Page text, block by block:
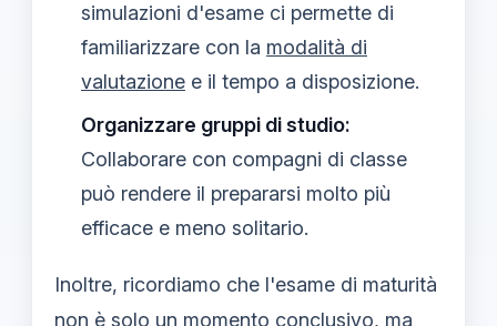
simulazioni d'esame ci permette di
familiarizzare con la modalità di
valutazione e il tempo a disposizione.
Organizzare gruppi di studio:
Collaborare con compagni di classe
può rendere il prepararsi molto più
efficace e meno solitario.
Inoltre, ricordiamo che l'esame di maturità
non è solo un momento conclusivo, ma